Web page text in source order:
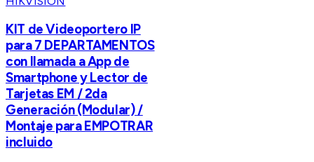
KIT de Videoportero IP
para 7 DEPARTAMENTOS
con llamada a App de
Smartphone y Lector de
Tarjetas EM / 2da
Generación (Modular) /
Montaje para EMPOTRAR
incluido